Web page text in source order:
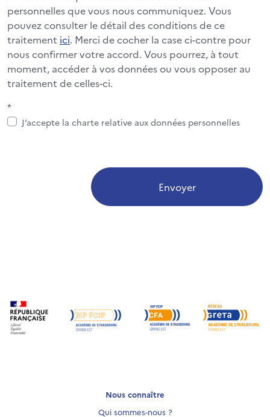
personnelles que vous nous communiquez. Vous
pouvez consulter le détail des conditions de ce
traitement ici. Merci de cocher la case ci-contre pour
nous confirmer votre accord. Vous pourrez, à tout
moment, accéder à vos données ou vous opposer au
traitement de celles-ci.
*
J’accepte la charte relative aux données personnelles
Envoyer
Nous connaître
Qui sommes-nous ?